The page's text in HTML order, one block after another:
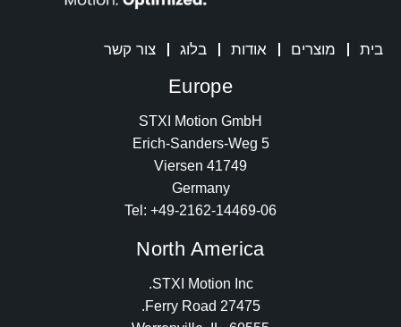
בית מוצרים אודות בלוג צור קשר
Europe
STXI Motion GmbH
Erich-Sanders-Weg 5
41749 Viersen
Germany
Tel: +49-2162-14469-06
North America
STXI Motion Inc.
27475 Ferry Road.